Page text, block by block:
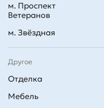
Другое
Отделка
Мебель
м. Проспект
Ветеранов
м. Звёздная